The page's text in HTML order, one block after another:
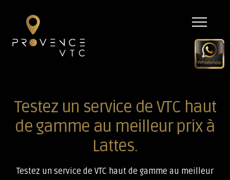
Testez un service de VTC haut
de gamme au meilleur prix à
Lattes.
Testez un service de VTC haut de gamme au meilleur